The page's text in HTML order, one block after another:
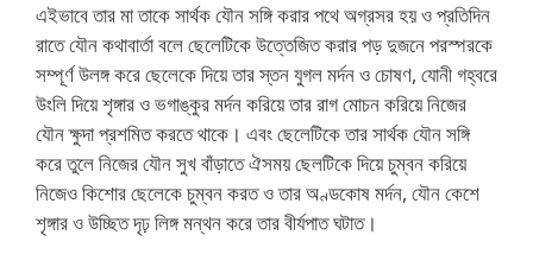
এইভাবে তার মা তাকে সার্থক যৌন সঙ্গি করার পথে অগ্রসর হয় ও প্রতিদিন
রাতে যৌন কথাবার্তা বলে ছেলেটিকে উত্তেজিত করার পড় দুজনে পরস্পরকে
সম্পূর্ণ উলঙ্গ করে ছেলেকে দিয়ে তার স্তন যুগল মর্দন ও চোষণ, যোনী গহ্বরে
উংলি দিয়ে শৃঙ্গার ও ভগাঙ্কুর মর্দন করিয়ে তার রাগ মোচন করিয়ে নিজের
যৌন ক্ষুদা প্রশমিত করতে থাকে। এবং ছেলেটিকে তার সার্থক যৌন সঙ্গি
করে তুলে নিজের যৌন সুখ বাঁড়াতে ঐসময় ছেলটিকে দিয়ে চুম্বন করিয়ে
নিজেও কিশোর ছেলেকে চুম্বন করত ও তার অণ্ডকোষ মর্দন, যৌন কেশে
শৃঙ্গার ও উচ্ছিত দৃঢ় লিঙ্গ মন্থন করে তার বীর্যপাত ঘটাত।